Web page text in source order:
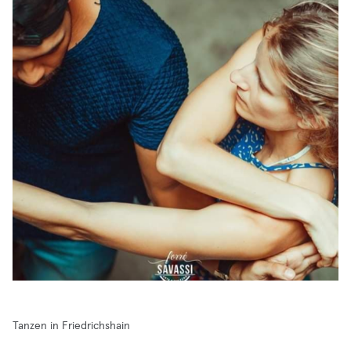
Tanzen in Friedrichshain